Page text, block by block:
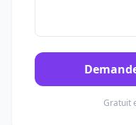
Gratuit